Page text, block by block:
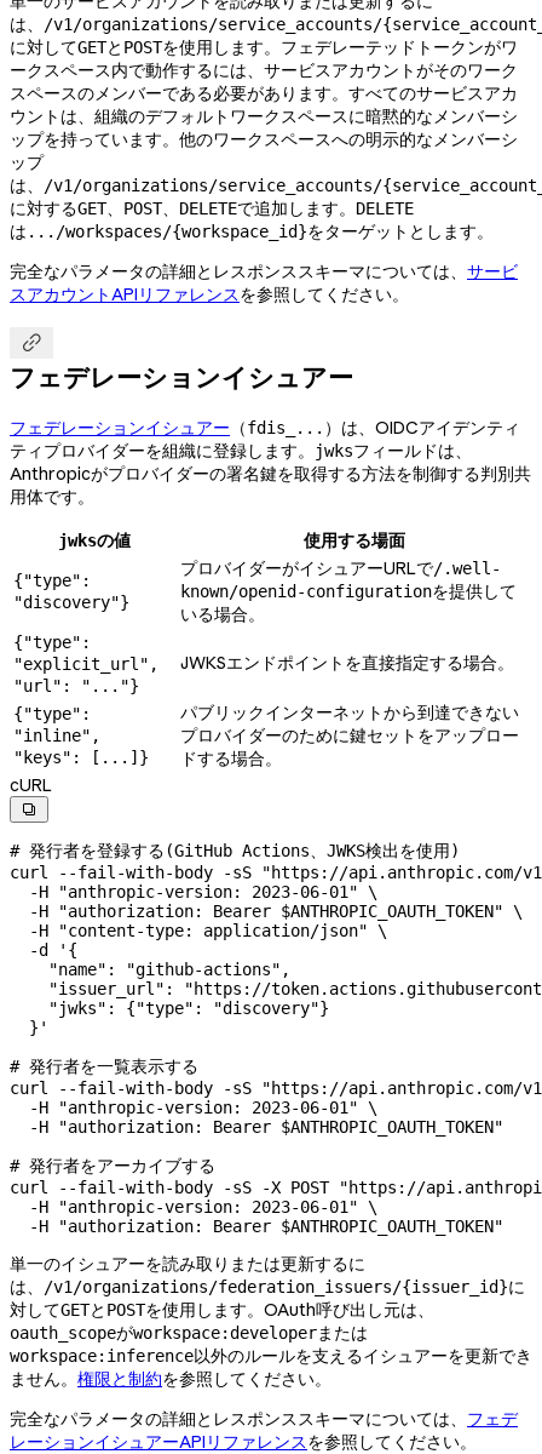
は、
/v1/organizations/service_accounts/
に対してGETと POSTを使用します。フェデレーテッドトークンがワ
ークスペース内で動作するには、サービスアカウントがそのワーク
スペースのメンバーである必要があります。すべてのサービスアカ
ウントは、組織のデフォルトワークスペースに暗黙的なメンバーシ
ップを持っています。他のワークスペースへの明示的なメンバーシ
ップ
は、
/v1/organizations/service_accounts/
に対するGET、 POST、 DELETEで追加します。 DELETE
は .../workspaces/{workspace_id}をターゲットとします。
完全なパラメータの詳細とレスポンススキーマについては、 サービ
スアカウントAPIリファレンスを参照してください。

フェデレーションイシュアー
フェデレーションイシュアー （fdis_... ）は、OIDCアイデンティ
ティプロバイダーを組織に登録します。
jwksフィールドは、
Anthropicがプロバイダーの署名鍵を取得する方法を制御する判別共
用体です。
jwksの値 使用する場面
{"type":
"discovery"}
プロバイダーがイシュアーURLで/.well-
known/openid-configurationを提供して
いる場合。
{"type":
"explicit_url",
"url": "..."}
JWKSエンドポイントを直接指定する場合。
{"type":
"inline",
"keys": [...]}
パブリックインターネットから到達できない
プロバイダーのために鍵セットをアップロー
ドする場合。
cURL

# 発行者を登録する(GitHub Actions、JWKS検出を使用)
curl
--fail-with-body -sS "https://api.anthropic.com/
  -H
"anthropic-version: 2023-06-01" \
  -H
"authorization: Bearer $ANTHROPIC_OAUTH_TOKEN" \
  -H
"content-type: application/json" \
  -d
'{
    "name": "github-actions",
"issuer_url": "https://
    "jwks": {"type": "discovery"}
  }'
# 発行者を一覧表示する
curl
--fail-with-body -sS "https://api.anthropic.com/
  -H
"anthropic-version: 2023-06-01" \
  -H
"authorization: Bearer $ANTHROPIC_OAUTH_TOKEN"
# 発行者をアーカイブする
curl
--fail-with-body -sS -X POST "https://
  -H
"anthropic-version: 2023-06-01" \
  -H
"authorization: Bearer $ANTHROPIC_OAUTH_TOKEN"
単一のイシュアーを読み取りまたは更新するに
は、
/v1/organizations/federation_issuers/{issuer_id}に
対してGETと POSTを使用します。OAuth呼び出し元は、
oauth_scopeがworkspace:developerまたは
workspace:inference以外のルールを支えるイシュアーを更新でき
ません。 権限と制約を参照してください。
完全なパラメータの詳細とレスポンススキーマについては、 フェデ
レーションイシュアーAPIリファレンスを参照してください。